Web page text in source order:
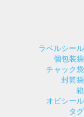
ラベルシール
個包装袋
チャック袋
封筒袋
箱
オビシール
タグ